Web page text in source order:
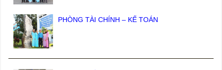
PHÒNG TÀI CHÍNH – KẾ TOÁN